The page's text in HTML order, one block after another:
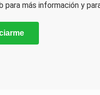
para más información y